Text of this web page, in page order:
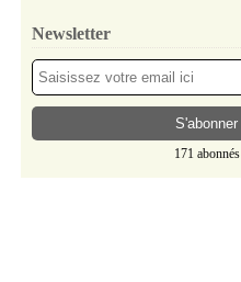
Newsletter
171 abonnés